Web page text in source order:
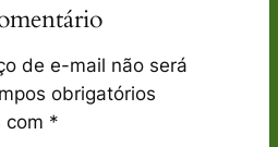
de e-mail não será
obrigatórios
com *